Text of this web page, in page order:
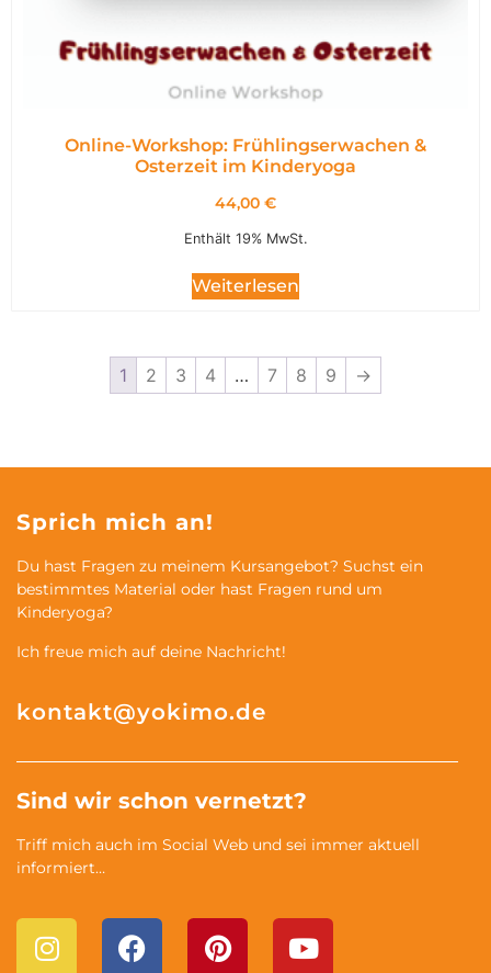
Online-Workshop: Frühlingserwachen &
Osterzeit im Kinderyoga
44,00 €
Enthält 19% MwSt.
Weiterlesen
1 2 3 4 … 7 8 9 →
Sprich mich an!
Du hast Fragen zu meinem Kursangebot? Suchst ein
bestimmtes Material oder hast Fragen rund um
Kinderyoga?
Ich freue mich auf deine Nachricht!
kontakt@yokimo.de
Sind wir schon vernetzt?
Triff mich auch im Social Web und sei immer aktuell
informiert…